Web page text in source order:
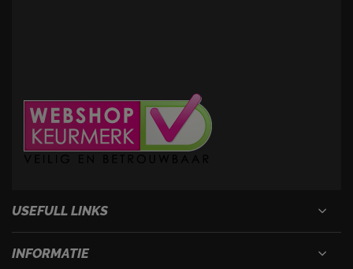
USEFULL LINKS
INFORMATIE